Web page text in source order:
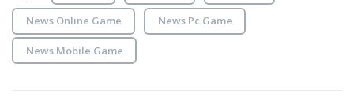
News Online Game News Pc Game
News Mobile Game